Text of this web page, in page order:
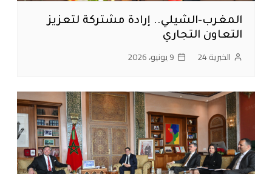
المغرب-الشيلي.. إرادة مشتركة لتعزيز
التعاون التجاري
الخبرية 24 9 يونيو، 2026